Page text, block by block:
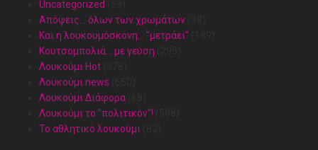
Uncategorized
Απόψεις… όλων των χρωμάτων
Και η λουκουμόσκονη… "μετράει"
Κουτσομπολιά… με γεύση
Λουκούμι Hot
Λουκούμι news
Λουκούμι Διάφορα
Λουκούμι το "πολιτικόν"!
Το αθλητικό λουκούμι